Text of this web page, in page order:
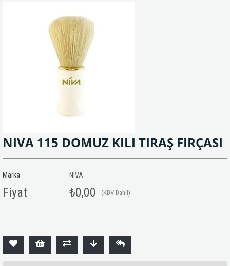
NIVA 115 DOMUZ KILI TIRAŞ FIRÇASI
Marka NIVA
Fiyat ₺0,00 (KDV Dahil)